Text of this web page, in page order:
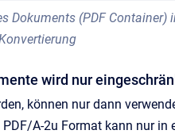
(PDF Container)
wird nur
können nur dann
A-2u Format kann nur in